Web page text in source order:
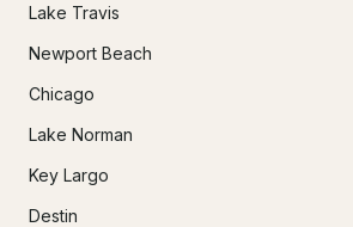
Lake Travis
Newport Beach
Chicago
Lake Norman
Key Largo
Destin